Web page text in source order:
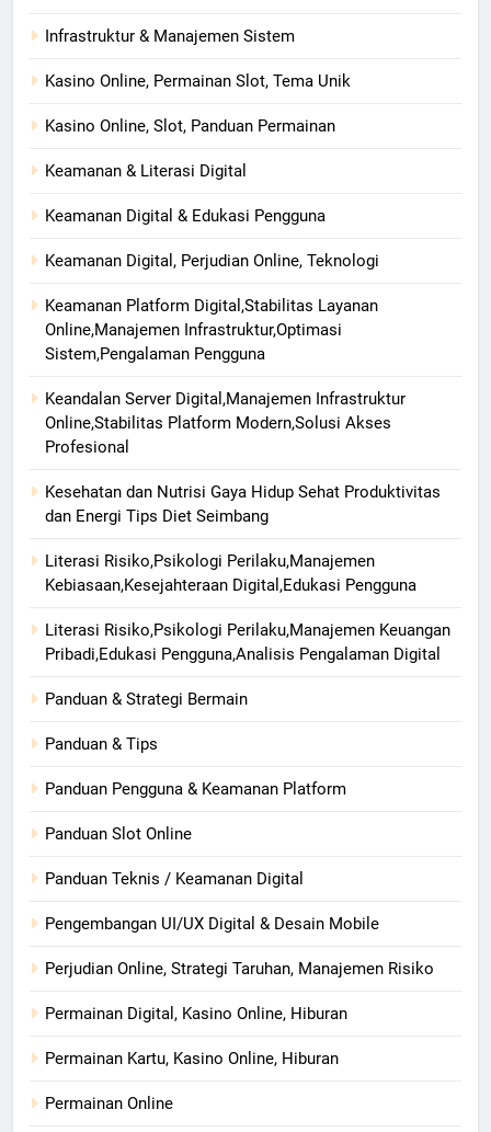
Infrastruktur & Manajemen Sistem
Kasino Online, Permainan Slot, Tema Unik
Kasino Online, Slot, Panduan Permainan
Keamanan & Literasi Digital
Keamanan Digital & Edukasi Pengguna
Keamanan Digital, Perjudian Online, Teknologi
Keamanan Platform Digital,Stabilitas Layanan
Online,Manajemen Infrastruktur,Optimasi
Sistem,Pengalaman Pengguna
Keandalan Server Digital,Manajemen Infrastruktur
Online,Stabilitas Platform Modern,Solusi Akses
Profesional
Kesehatan dan Nutrisi Gaya Hidup Sehat Produktivitas
dan Energi Tips Diet Seimbang
Literasi Risiko,Psikologi Perilaku,Manajemen
Kebiasaan,Kesejahteraan Digital,Edukasi Pengguna
Literasi Risiko,Psikologi Perilaku,Manajemen Keuangan
Pribadi,Edukasi Pengguna,Analisis Pengalaman Digital
Panduan & Strategi Bermain
Panduan & Tips
Panduan Pengguna & Keamanan Platform
Panduan Slot Online
Panduan Teknis / Keamanan Digital
Pengembangan UI/UX Digital & Desain Mobile
Perjudian Online, Strategi Taruhan, Manajemen Risiko
Permainan Digital, Kasino Online, Hiburan
Permainan Kartu, Kasino Online, Hiburan
Permainan Online